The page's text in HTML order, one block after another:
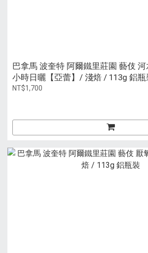
巴拿馬 波奎特 阿爾鐵里莊園 藝伎
小時日曬【亞蕾】/ 淺焙 / 113g 鋁瓶
NT$1,700